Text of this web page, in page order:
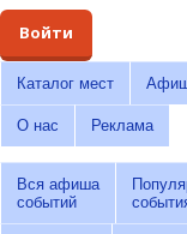
Войти
Каталог мест
О нас Реклама
Вся афиша
событий